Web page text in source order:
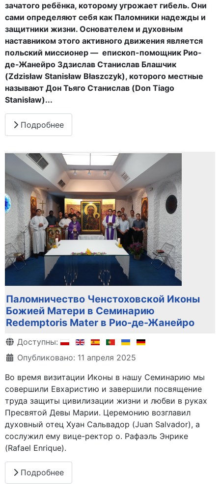
зачатого ребёнка, которому угрожает гибель. Они
сами определяют себя как Паломники надежды и
защитники жизни. Основателем и духовным
наставником этого активного движения является
польский миссионер — епископ-помощник Рио-
де-Жанейро Здзислав Станислав Блашчик
(Zdzisław Stanisław Błaszczyk), которого местные
называют Дон Тьяго Станислав (Don Tiago
Stanisław)...
Подробнее
Паломничество Ченстоховской Иконы
Божией Матери в Семинарию
Redemptoris Mater в Рио-де-Жанейро
Информация о материале
Доступны:
Опубликовано: 11 апреля 2025
Во время визитации Иконы в нашу Семинарию мы
совершили Евхаристию и завершили посвящение
труда защиты цивилизации жизни и любви в руках
Пресвятой Девы Марии. Церемонию возглавил
духовный отец Хуан Сальвадор (Juan Salvador), а
сослужил ему вице-ректор о. Рафаэль Энрике
(Rafael Enrique).
Подробнее